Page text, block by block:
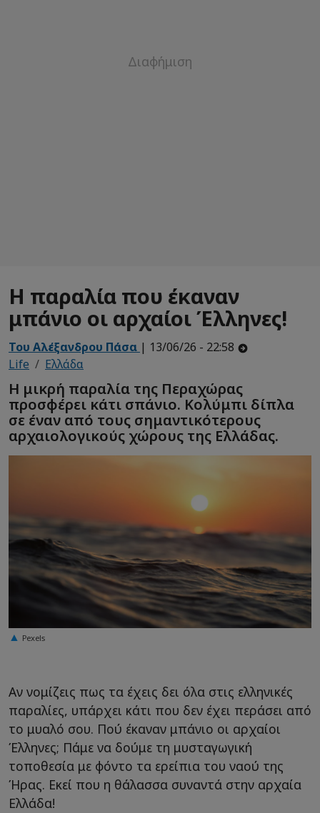
Η παραλία που έκαναν
μπάνιο οι αρχαίοι Έλληνες!
Του Αλέξανδρου Πάσα | 13/06/26 - 22:58
Life
Ελλάδα
Η μικρή παραλία της Περαχώρας
προσφέρει κάτι σπάνιο. Κολύμπι δίπλα
σε έναν από τους σημαντικότερους
αρχαιολογικούς χώρους της Ελλάδας.
Pexels
Αν νομίζεις πως τα έχεις δει όλα στις ελληνικές
παραλίες, υπάρχει κάτι που δεν έχει περάσει από
το μυαλό σου. Πού έκαναν μπάνιο οι αρχαίοι
Έλληνες; Πάμε να δούμε τη μυσταγωγική
τοποθεσία με φόντο τα ερείπια του ναού της
Ήρας. Εκεί που η θάλασσα συναντά στην αρχαία
Ελλάδα!